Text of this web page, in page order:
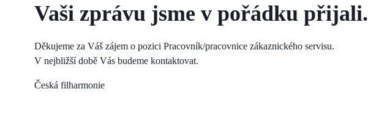
Vaši zprávu jsme v pořádku přijali.
Děkujeme za Váš zájem o pozici Pracovník/pracovnice zákaznického servisu.
V nejbližší době Vás budeme kontaktovat.
Česká filharmonie